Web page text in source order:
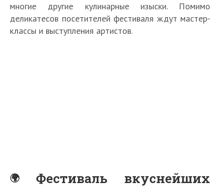
многие другие кулинарные изыски. Помимо
деликатесов посетителей фестиваля ждут мастер-
классы и выступления артистов.
Фестиваль вкуснейших